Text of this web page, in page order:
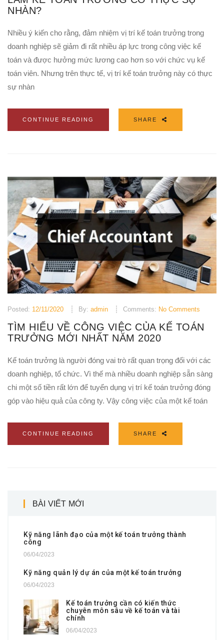
NHÀN?
Nhiều ý kiến cho rằng, đảm nhiệm vị trí kế toán trưởng trong
doanh nghiệp sẽ giảm đi rất nhiều áp lực trong công việc kế
toán và được hưởng mức lương cao hơn so với chức vụ kế
toán viên. Nhưng trên thực tế, vị trí kế toán trưởng này có thực
sự nhàn
CONTINUE READING SHARE
Posted: 12/11/2020 By: admin Comments: No Comments
TÌM HIỂU VỀ CÔNG VIỆC CỦA KẾ TOÁN
TRƯỞNG MỚI NHẤT NĂM 2020
Kế toán trưởng là người đóng vai trò rất quan trọng đối với các
doanh nghiệp, tổ chức. Vì thế mà nhiều doanh nghiệp sẵn sàng
chi một số tiền rất lớn để tuyển dụng vị trí kế toán trưởng đóng
góp vào hiệu quả của công ty. Vậy công việc của một kế toán
CONTINUE READING SHARE
BÀI VIẾT MỚI
Kỹ năng lãnh đạo của một kế toán trưởng thành
công
06/04/2023
Kỹ năng quản lý dự án của một kế toán trưởng
06/04/2023
Kế toán trưởng cần có kiến thức
chuyên môn sâu về kế toán và tài
chính
06/04/2023